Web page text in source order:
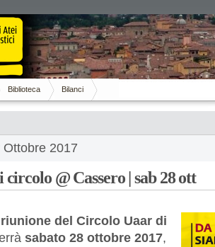
Biblioteca Bilanci
2017
@ Cassero | sab 28 ott
riunione del Circolo Uaar di
sabato 28 ottobre 2017,